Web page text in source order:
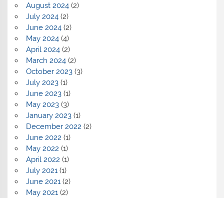
August 2024(2)
July 2024(2)
June 2024(2)
May 2024(4)
April 2024(2)
March 2024(2)
October 2023(3)
July 2023(1)
June 2023(1)
May 2023(3)
January 2023(1)
December 2022 (2)
June 2022 (1)
May 2022 (1)
April 2022 (1)
July 2021(1)
June 2021(2)
May 2021(2)